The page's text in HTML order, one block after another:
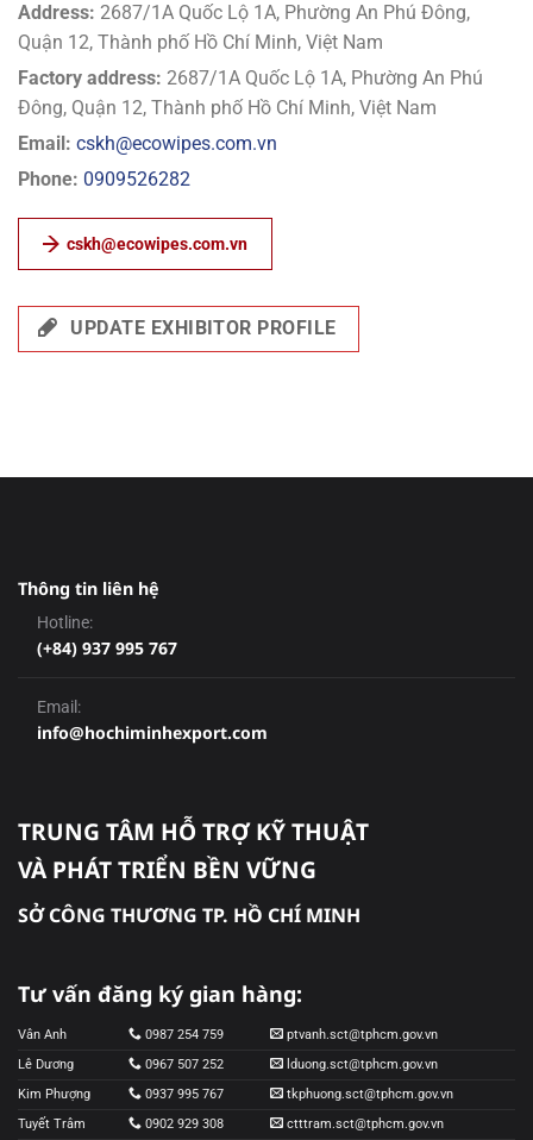
Address: 2687/1A Quốc Lộ 1A, Phường An Phú Đông,
Quận 12, Thành phố Hồ Chí Minh, Việt Nam
Factory address: 2687/1A Quốc Lộ 1A, Phường An Phú
Đông, Quận 12, Thành phố Hồ Chí Minh, Việt Nam
Email: cskh@ecowipes.com.vn
Phone: 0909526282
cskh@ecowipes.com.vn
UPDATE EXHIBITOR PROFILE
Thông tin liên hệ
Hotline:
(+84) 937 995 767
Email:
info@hochiminhexport.com
TRUNG TÂM HỖ TRỢ KỸ THUẬT
VÀ PHÁT TRIỂN BỀN VỮNG
SỞ CÔNG THƯƠNG TP. HỒ CHÍ MINH
Tư vấn đăng ký gian hàng:
Vân Anh 0987 254 759
ptvanh.sct@tphcm.gov.vn
Lê Dương
0967 507 252
lduong.sct@tphcm.gov.vn
Kim Phượng
0937 995 767
tkphuong.sct@tphcm.gov.vn
Tuyết Trâm
0902 929 308 ctttram.sct@tphcm.gov.vn